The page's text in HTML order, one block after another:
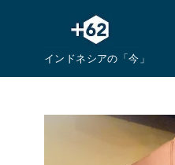
ン
インドネシアの「今」